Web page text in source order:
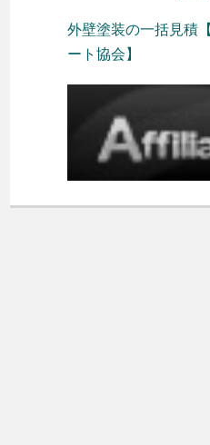
外壁塗装の一括見積
ート協会】